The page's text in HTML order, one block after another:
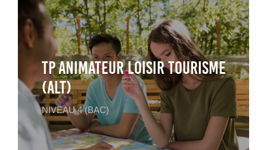
TP ANIMATEUR LOISIR TOURISME
(ALT)
NIVEAU 4 (BAC)